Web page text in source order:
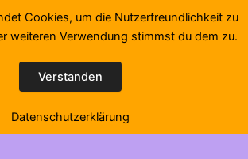
in Lehringen
Cookies, um die Nutzerfreundlichkeit zu
weiteren Verwendung stimmst du dem zu.
Verstanden
Datenschutzerklärung